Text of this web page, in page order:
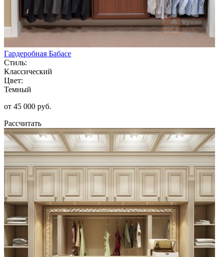
Гардеробная Бабасе
Стиль:
Классический
Цвет:
Темный
от 45 000 руб.
Рассчитать